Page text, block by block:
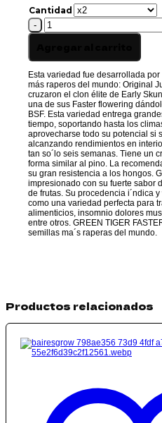
Cantidad
GREEN
TIGER
Esta variedad fue desarrollada
más raperos del mundo: Original
cruzaron el clon élite de Early
una de sus Faster flowering
BSF. Esta variedad entrega
tiempo, soportando hasta los
aprovecharse todo su potencial si
alcanzando rendimientos en
tan so´lo seis semanas. Tiene un
forma similar al pino. La
su gran resistencia a los hongos.
impresionado con su fuerte sabor
de frutas. Su procedencia i´ndica
como una variedad perfecta para
alimenticios, insomnio dolores
entre otros. GREEN TIGER
semillas ma´s raperas del mundo.
Productos relacionados